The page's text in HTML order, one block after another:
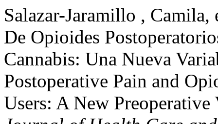
Salazar-Jaramillo ,
De Opioides
Cannabis: Una Nueva
Postoperative Pain and
Users: A New